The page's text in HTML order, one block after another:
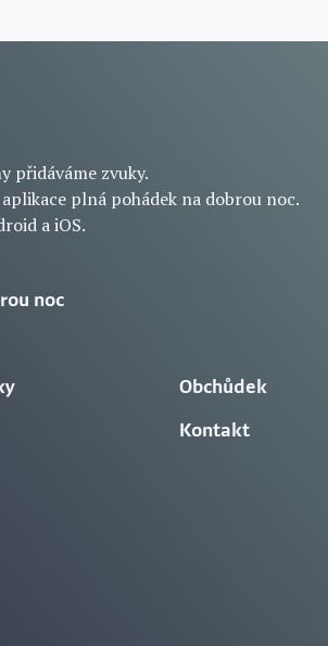
přidáváme zvuky.
plná pohádek na dobrou noc.
a iOS.
noc
Obchůdek
Kontakt